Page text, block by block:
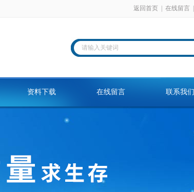
返回首页 在线留言
资料下载 在线留言 联系我们